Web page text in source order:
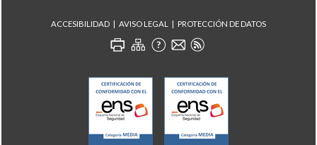
ACCESIBILIDAD AVISO LEGAL PROTECCIÓN DE DATOS